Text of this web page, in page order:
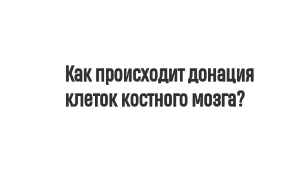
Как происходит донация
клеток костного мозга?